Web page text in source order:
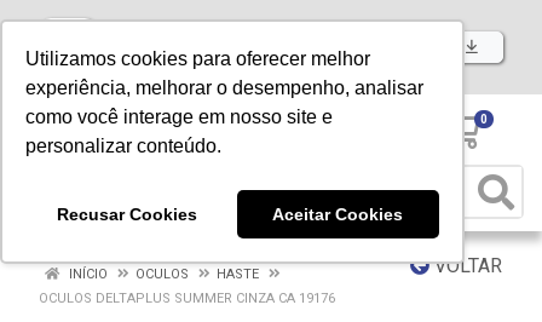
Utilizamos cookies para oferecer melhor
experiência, melhorar o desempenho, analisar
como você interage em nosso site e
personalizar conteúdo.
Recusar Cookies Aceitar Cookies
Baixe já nosso APP
0
VOLTAR
INÍCIO OCULOS
HASTE
OCULOS DELTAPLUS SUMMER CINZA CA 19176